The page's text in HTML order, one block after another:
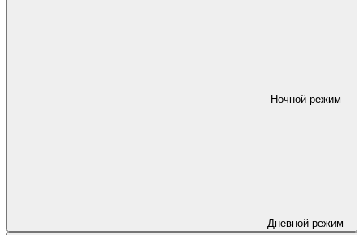
Ночной режим
Дневной режим